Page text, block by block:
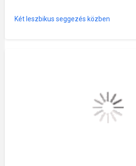
Két leszbikus seggezés közben